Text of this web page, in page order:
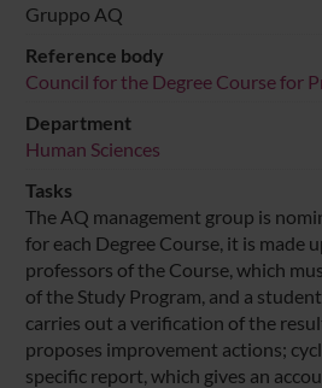
Gruppo AQ
Reference body
Council for the Degree Course for
Department
Human Sciences
Tasks
The AQ management group is
for each Degree Course, it is made
professors of the Course, which
of the Study Program, and a
carries out a verification of the
proposes improvement actions;
specific report, which gives an